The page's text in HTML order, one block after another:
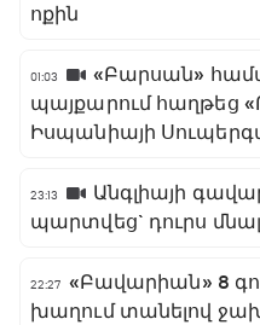
ոքին
01:03
«Բարսան»
պայքարում հաղթեց
Իսպանիայի
23:13
Անգլիայի
պարտվեց` դուրս
22:27 «Բավարիան» 8
խաղում տանելով